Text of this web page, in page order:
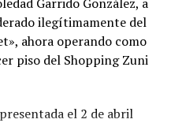
en contubernio con los
su agosto”, en abierto
y paisajistícas que
una ciudad.
municipales, ya que
víctima estaba
cercana a R$ 800 mil.
investigativo, la Policía
ilegítimamente del
ahora operando como
piso del Shopping Zuni
el 2 de abril